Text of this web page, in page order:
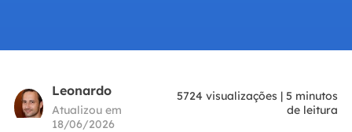
Leonardo
Atualizou em
18/06/2026
5724 visualizações |5 minutos
de leitura